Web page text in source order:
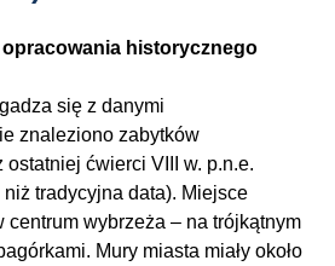
opracowania historycznego
się z danymi
znaleziono zabytków
ćwierci VIII w. p.n.e.
tradycyjna data). Miejsce
centrum wybrzeża – na trójkątnym
Mury miasta miały około